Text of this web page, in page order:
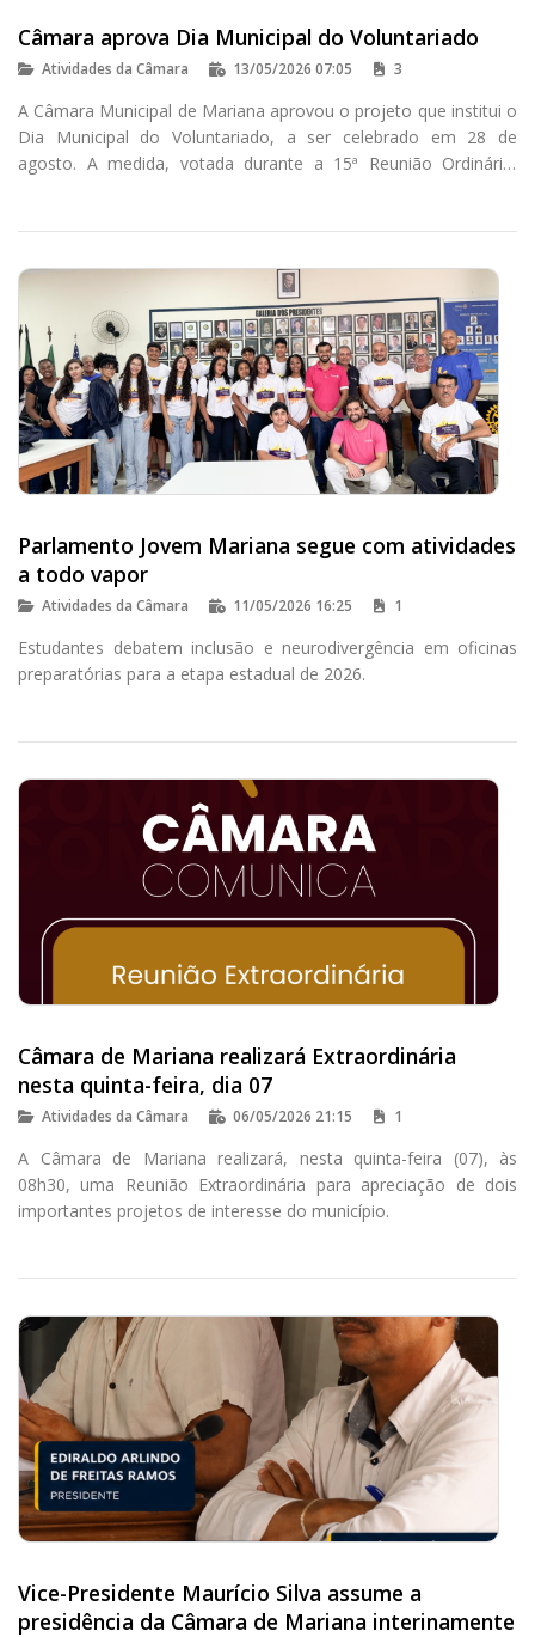
Câmara aprova Dia Municipal do Voluntariado
Atividades da Câmara 13/05/2026 07:05 3
A Câmara Municipal de Mariana aprovou o projeto que institui o
Dia Municipal do Voluntariado, a ser celebrado em 28 de
agosto. A medida, votada durante a 15ª Reunião Ordinária,
Parlamento Jovem Mariana segue com atividades
a todo vapor
Atividades da Câmara 11/05/2026 16:25 1
Estudantes debatem inclusão e neurodivergência em oficinas
preparatórias para a etapa estadual de 2026.
Câmara de Mariana realizará Extraordinária
nesta quinta-feira, dia 07
Atividades da Câmara 06/05/2026 21:15 1
A Câmara de Mariana realizará, nesta quinta-feira (07), às
08h30, uma Reunião Extraordinária para apreciação de dois
importantes projetos de interesse do município.
Vice-Presidente Maurício Silva assume a
presidência da Câmara de Mariana interinamente